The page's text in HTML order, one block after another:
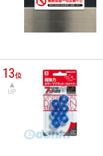
13位
UP